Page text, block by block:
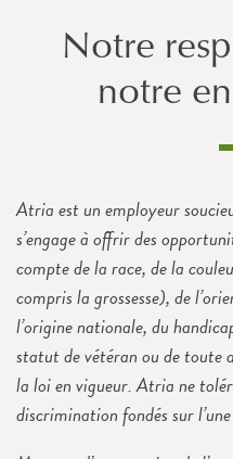
Notre
notre
Atria est un employeur
s’engage à offrir des
compte de la race, de la
compris la grossesse), de
l’origine nationale, du
statut de vétéran ou de toute
la loi en vigueur. Atria ne
discrimination fondés sur